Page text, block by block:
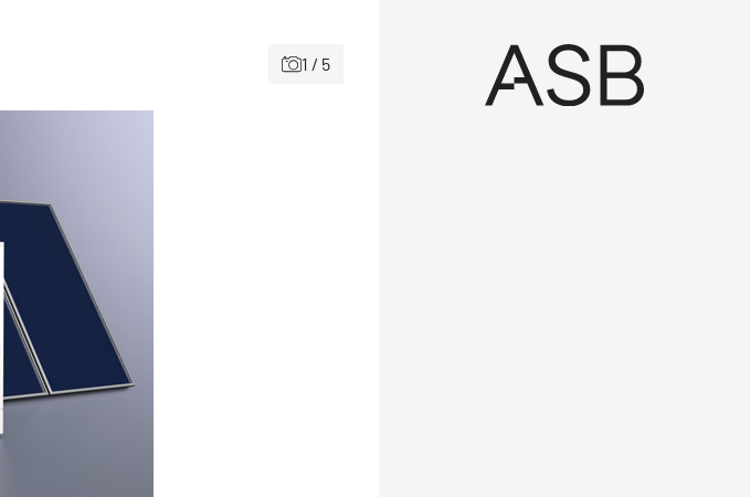
1 / 5